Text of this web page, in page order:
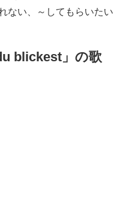
ない、～してもらいたい
blickest」の歌